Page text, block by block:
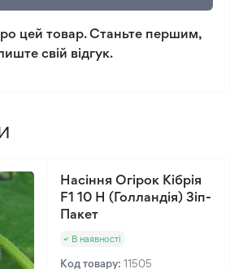
300 грн.
цей товар. Станьте першим,
свій відгук.
Насіння Огірок Кібрія
F1 10 Н (Голландія) Зіп-
Пакет
В наявності
Код товару: 11505